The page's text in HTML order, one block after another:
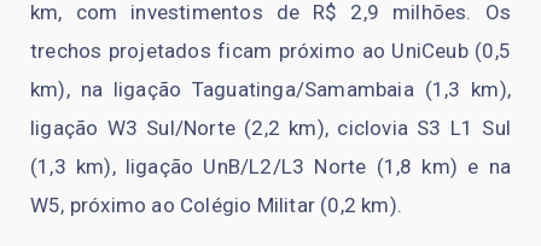
km, com investimentos de R$ 2,9 milhões. Os
trechos projetados ficam próximo ao UniCeub (0,5
km), na ligação Taguatinga/Samambaia (1,3 km),
ligação W3 Sul/Norte (2,2 km), ciclovia S3 L1 Sul
(1,3 km), ligação UnB/L2/L3 Norte (1,8 km) e na
W5, próximo ao Colégio Militar (0,2 km).